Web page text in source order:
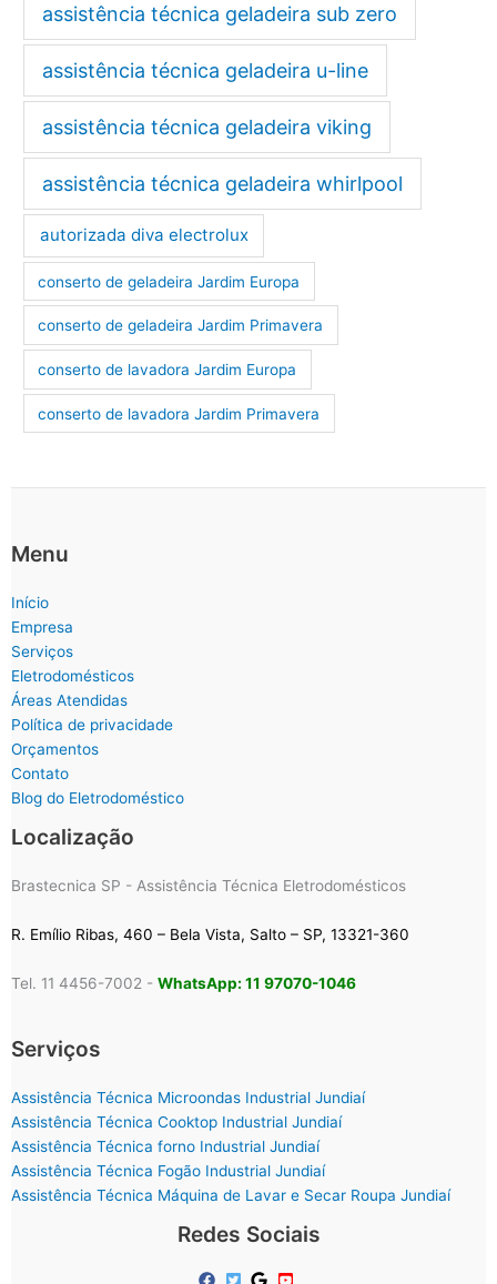
assistência técnica geladeira sub zero
assistência técnica geladeira u-line
assistência técnica geladeira viking
assistência técnica geladeira whirlpool
autorizada diva electrolux
conserto de geladeira Jardim Europa
conserto de geladeira Jardim Primavera
conserto de lavadora Jardim Europa
conserto de lavadora Jardim Primavera
Menu
Início
Empresa
Serviços
Eletrodomésticos
Áreas Atendidas
Política de privacidade
Orçamentos
Contato
Blog do Eletrodoméstico
Localização
Brastecnica SP - Assistência Técnica Eletrodomésticos
R. Emílio Ribas, 460 – Bela Vista, Salto – SP, 13321-360
Tel. 11 4456-7002 - WhatsApp: 11 97070-1046
Serviços
Assistência Técnica Microondas Industrial Jundiaí
Assistência Técnica Cooktop Industrial Jundiaí
Assistência Técnica forno Industrial Jundiaí
Assistência Técnica Fogão Industrial Jundiaí
Assistência Técnica Máquina de Lavar e Secar Roupa Jundiaí
Redes Sociais